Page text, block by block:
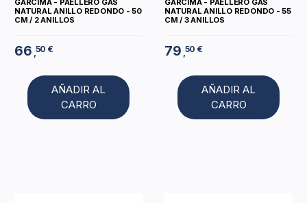
GARCIMA - PAELLERO GAS
NATURAL ANILLO REDONDO - 50
CM / 2 ANILLOS
66 ,50 €
AÑADIR AL
CARRO
GARCIMA - PAELLERO GAS
NATURAL ANILLO REDONDO - 55
CM / 3 ANILLOS
79 ,50 €
AÑADIR AL
CARRO